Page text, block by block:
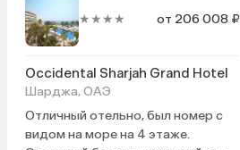
★★★★ от 206 008 ₽
Occidental Sharjah Grand Hotel
Шарджа, ОАЭ
Отличный отельно, был номер с
видом на море на 4 этаже.